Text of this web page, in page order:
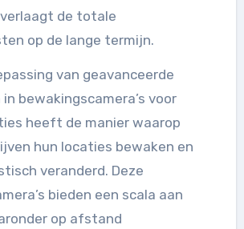
de totale
op de lange termijn.
van geavanceerde
bewakingscamera’s voor
heeft de manier waarop
hun locaties bewaken en
veranderd. Deze
bieden een scala aan
op afstand